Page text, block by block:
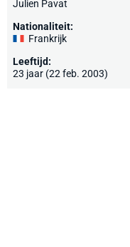
Julien Pavat
Nationaliteit:
Frankrijk
Leeftijd:
23 jaar (22 feb. 2003)